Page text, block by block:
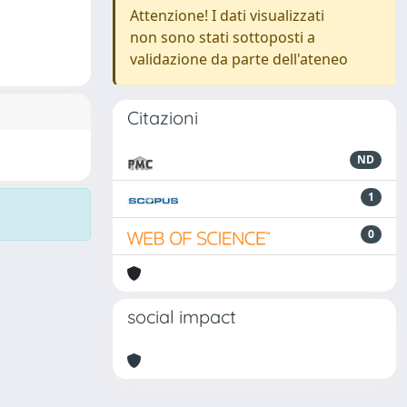
Attenzione! I dati visualizzati
non sono stati sottoposti a
validazione da parte dell'ateneo
Citazioni
ND
1
0
social impact